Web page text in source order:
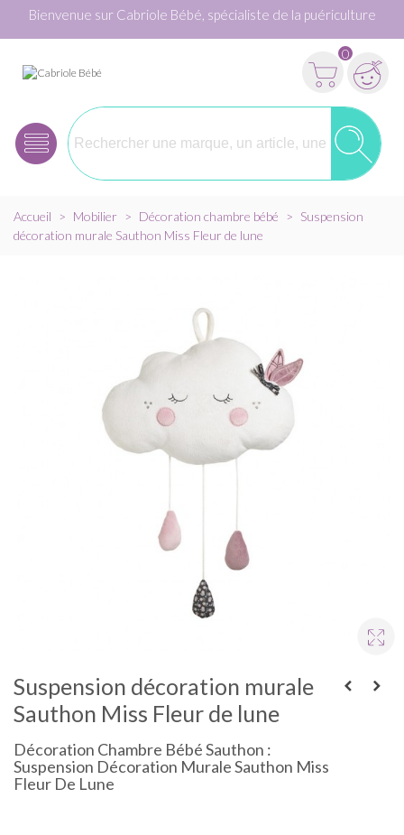
Bienvenue sur Cabriole Bébé, spécialiste de la puériculture
0
Accueil > Mobilier > Décoration chambre bébé > Suspension
décoration murale Sauthon Miss Fleur de lune
Suspension décoration murale
Sauthon Miss Fleur de lune
Décoration Chambre Bébé Sauthon :
Suspension Décoration Murale Sauthon Miss
Fleur De Lune